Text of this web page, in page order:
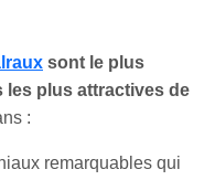
sont le plus
plus attractives de
:
remarquables qui